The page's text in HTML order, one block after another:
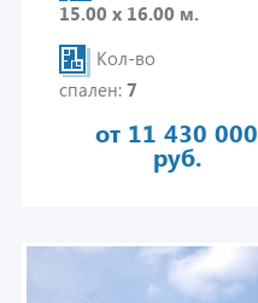
15.00 х 16.00 м.
Кол-во
спален: 7
от 11 430 000
руб.